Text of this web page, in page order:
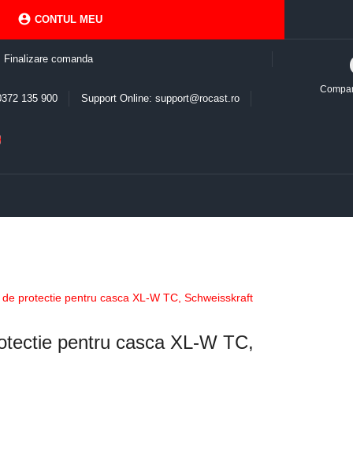
 CONTUL MEU
Finalizare comanda
Support Online: support@rocast.ro
135 900
protectie pentru casca XL-W TC, Schweisskraft
pentru casca XL-W TC,